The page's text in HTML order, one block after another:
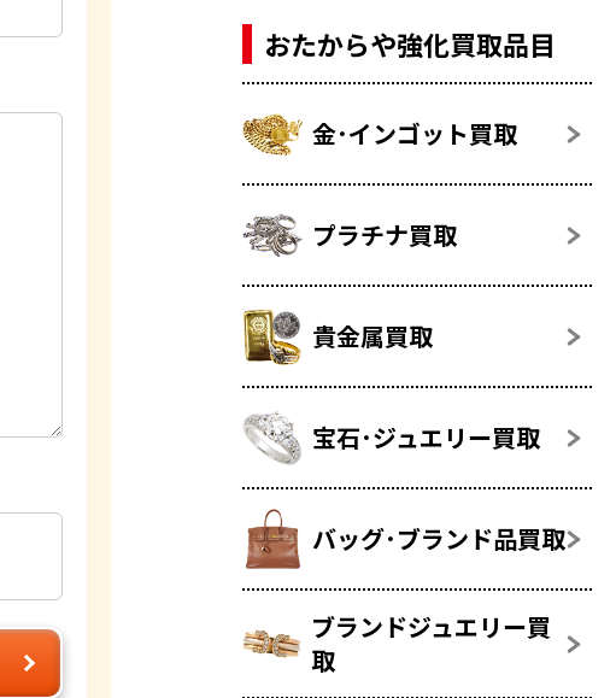
おたからや強化買取品目
金･インゴット買取
プラチナ買取
貴金属買取
宝石･ジュエリー買取
バッグ･ブランド品買取
ブランドジュエリー買
取